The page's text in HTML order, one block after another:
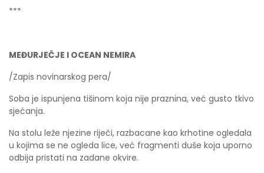
***
MEĐURJEČJE I OCEAN NEMIRA
/Zapis novinarskog pera/
Soba je ispunjena tišinom koja nije praznina, već gusto tkivo
sjećanja.
Na stolu leže njezine riječi, razbacane kao krhotine ogledala
u kojima se ne ogleda lice, već fragmenti duše koja uporno
odbija pristati na zadane okvire.